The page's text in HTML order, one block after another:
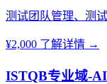
测试团队管理、测
¥2,000 了解详情 →
ISTQB专业域-